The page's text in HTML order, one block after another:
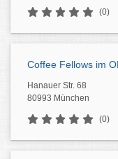
(0)
Coffee Fellows im
Hanauer Str. 68
80993 München
(0)